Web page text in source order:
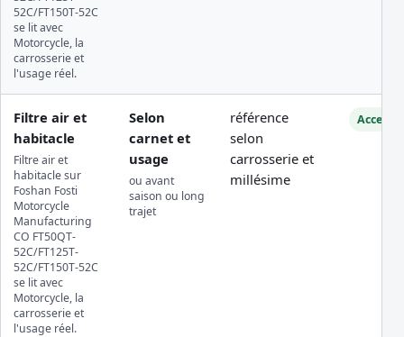
52C/FT150T-52C
se lit avec
Motorcycle, la
carrosserie et
l'usage réel.
Filtre air et
habitacle
Filtre air et
habitacle sur
Foshan Fosti
Motorcycle
Manufacturing
CO FT50QT-
52C/FT125T-
52C/FT150T-52C
se lit avec
Motorcycle, la
carrosserie et
l'usage réel.
Selon
carnet et
usage
ou avant
saison ou long
trajet
référence
selon
carrosserie et
millésime